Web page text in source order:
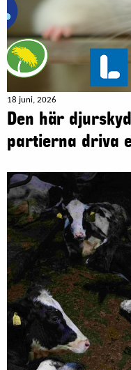
18 juni, 2026
Den här
partierna driva